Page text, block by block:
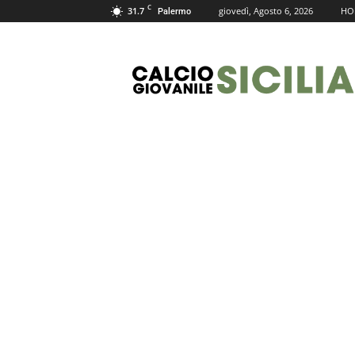
31.7 C Palermo giovedì, Agosto 6, 2026
Giovanile
Sicilia